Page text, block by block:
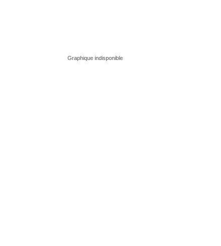
Graphique indisponible